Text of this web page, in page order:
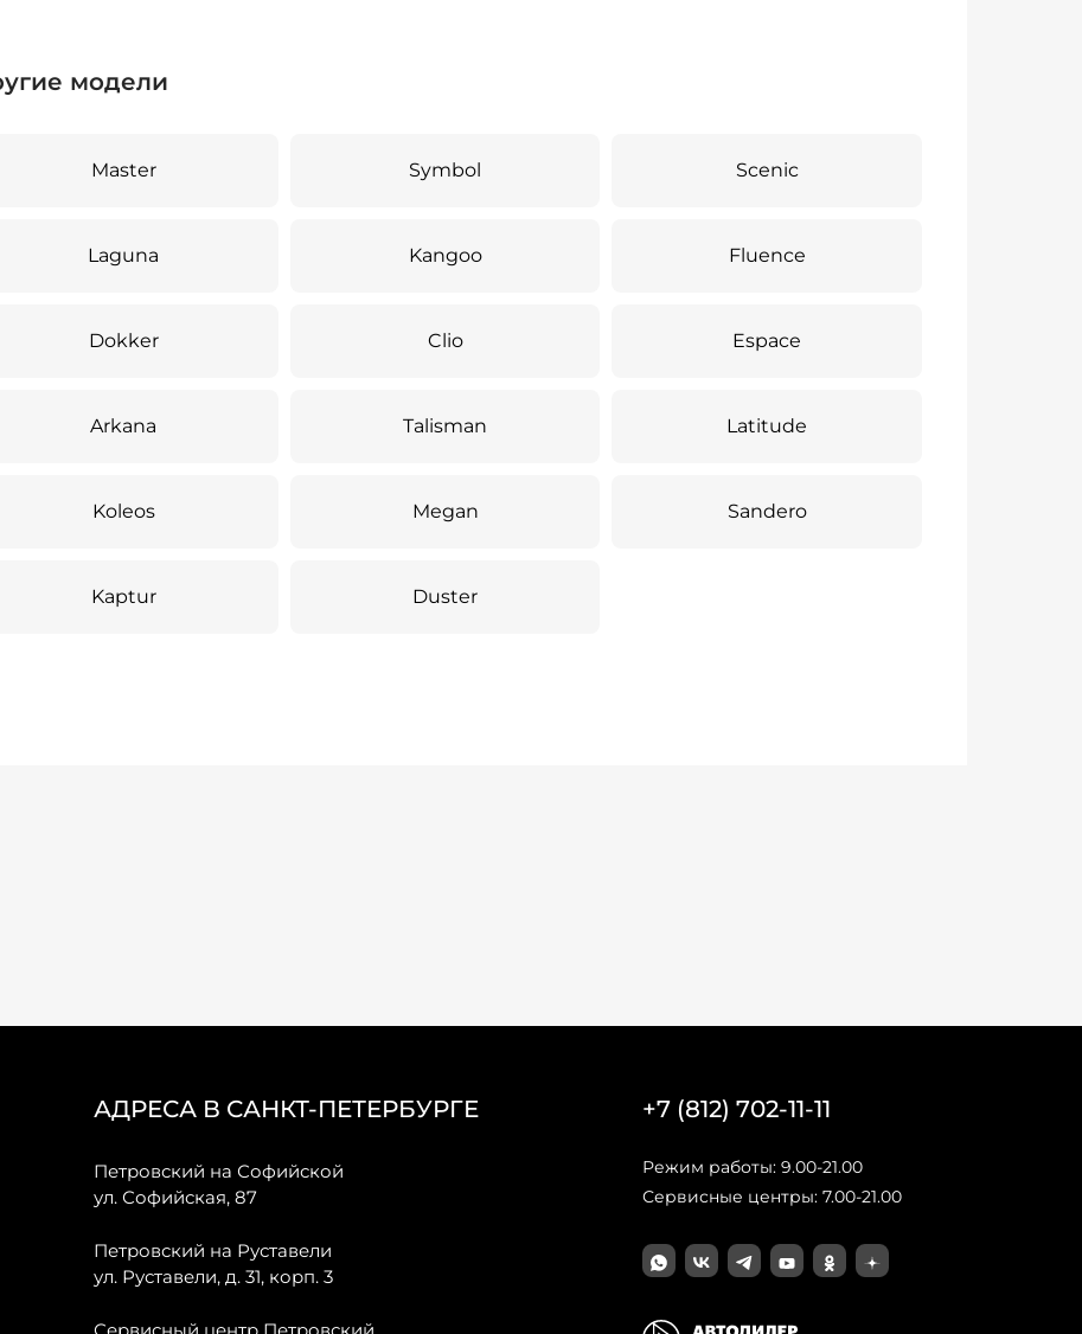
модели
Master Symbol Scenic
Laguna Kangoo Fluence
Dokker Clio Espace
Arkana Talisman Latitude
Koleos Megan Sandero
Kaptur Duster
АДРЕСА В САНКТ-ПЕТЕРБУРГЕ
Петровский на Софийской
ул. Софийская, 87
Петровский на Руставели
ул. Руставели, д. 31, корп. 3
+7 (812) 702-11-11
Режим работы: 9.00-21.00
Сервисные центры: 7.00-21.00